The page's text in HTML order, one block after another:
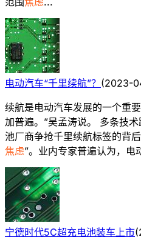
电动汽车“千里续航”？ (2023-
续航是电动汽车发展的一个重
加普遍。”吴孟涛说。 多条技
池厂商争抢千里续航标签的背
焦虑”。业内专家普遍认为，电
宁德时代5C超充电池装车上市(